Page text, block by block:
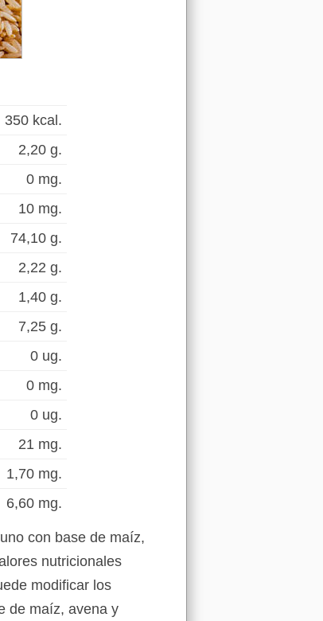
350 kcal.
2,20 g.
0 mg.
10 mg.
74,10 g.
2,22 g.
1,40 g.
7,25 g.
0 ug.
0 mg.
0 ug.
21 mg.
1,70 mg.
6,60 mg.
con base de maíz,
nutricionales
modificar los
de maíz, avena y